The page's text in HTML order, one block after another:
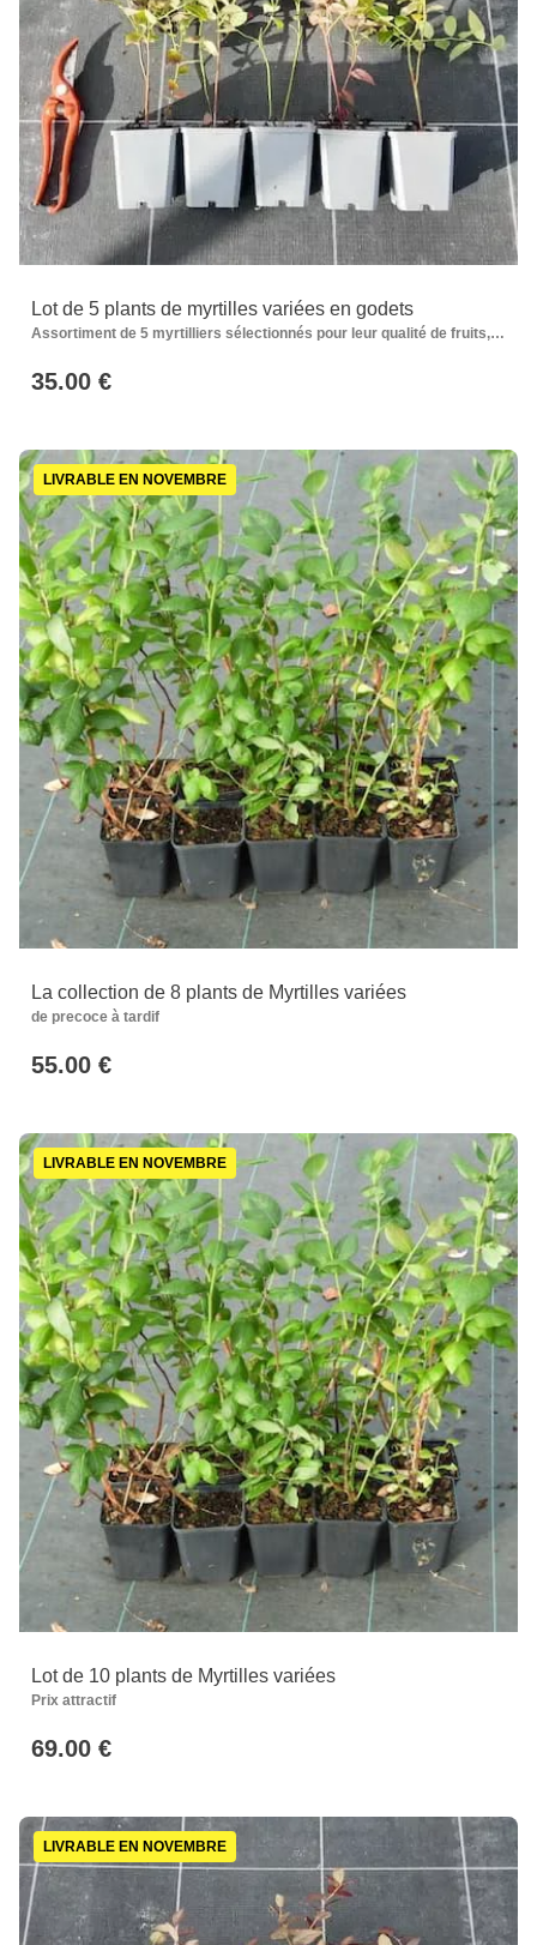
Lot de 5 plants de myrtilles variées en godets
Assortiment de 5 myrtilliers sélectionnés pour leur qualité de fruits,
35.00 €
LIVRABLE EN NOVEMBRE
La collection de 8 plants de Myrtilles variées
de precoce à tardif
55.00 €
LIVRABLE EN NOVEMBRE
Lot de 10 plants de Myrtilles variées
Prix attractif
69.00 €
LIVRABLE EN NOVEMBRE